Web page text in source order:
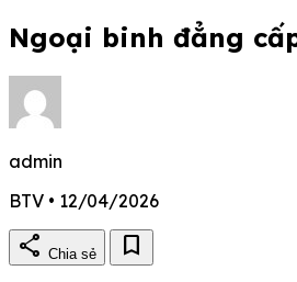
Ngoại binh đẳng
admin
BTV • 12/04/2026
share Chia sẻ bookmark